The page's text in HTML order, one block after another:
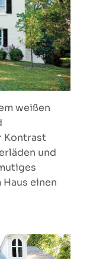
weißen
Kontrast
und
einen